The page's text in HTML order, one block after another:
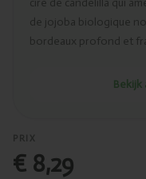
de jojoba biologique
bordeaux profond et
Bekijk
PRIX
€ 8,29